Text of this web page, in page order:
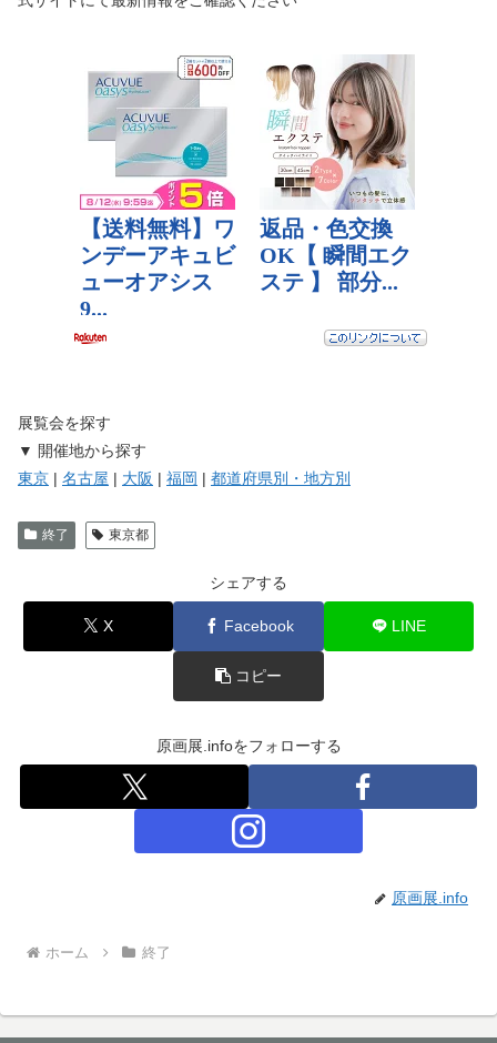
展覧会を探す
▼ 開催地から探す
東京 | 名古屋 | 大阪 | 福岡 | 都道府県別・地方別
終了 東京都
シェアする
X Facebook LINE
コピー
原画展.infoをフォローする
原画展.info
ホーム 終了